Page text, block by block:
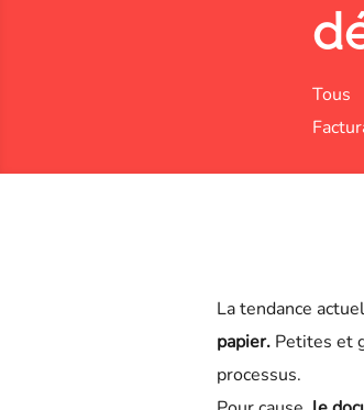
Tous
La tendance
papier.Petites et
processus.